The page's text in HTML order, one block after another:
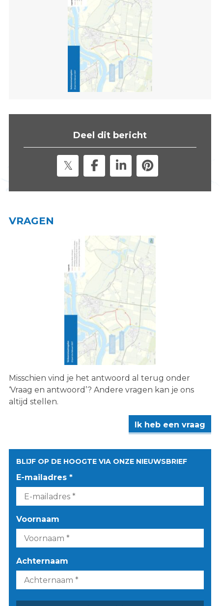
Deel dit bericht
VRAGEN
Misschien vind je het antwoord al terug onder
‘Vraag en antwoord’? Andere vragen kan je ons
altijd stellen.
Ik heb een vraag
BLIJF OP DE HOOGTE VIA ONZE NIEUWSBRIEF
E-mailadres *
Voornaam
Achternaam